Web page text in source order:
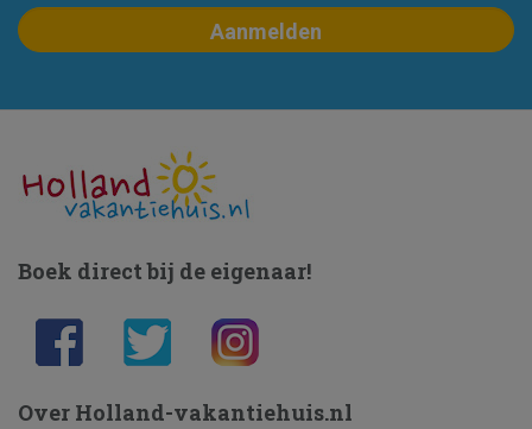
Boek direct bij de eigenaar!
Over Holland-vakantiehuis.nl